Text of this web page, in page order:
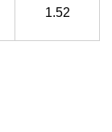
1.52